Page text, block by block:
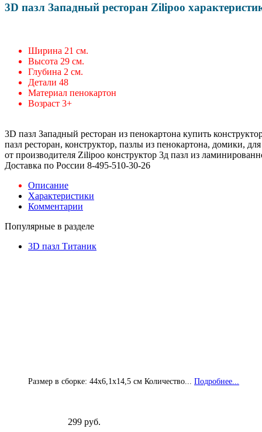
3D пазл Западный ресторан Zilipoo
Ширина 21 см.
Высота 29 см.
Глубина 2 см.
Детали 48
Материал пенокартон
Возраст 3+
3D пазл Западный ресторан из пенокартона купить
пазл ресторан, конструктор, пазлы из пенокартона, домики,
от производителя Zilipoo конструктор 3д пазл из
Доставка по России 8-495-510-30-26
Описание
Характеристики
Комментарии
Популярные в разделе
3D пазл Титаник
Размер в сборке: 44х6,1х14,5 см Количество... Подробнее...
299 руб.